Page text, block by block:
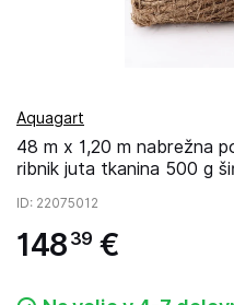
Aquagart
48 m x 1,20 m nabrežna
ribnik juta tkanina 500 g
ID: 22075012
148 39 €